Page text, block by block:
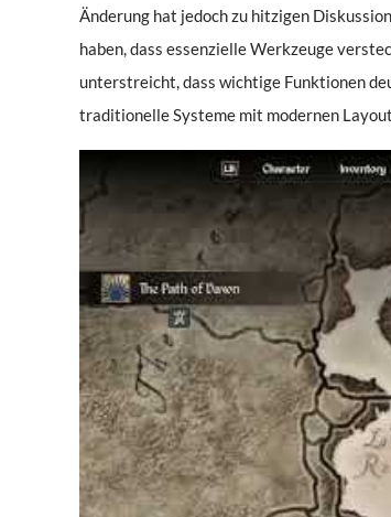
Änderung hat jedoch zu hitzigen
haben, dass essenzielle Werkzeuge
unterstreicht, dass wichtige Funktionen
traditionelle Systeme mit modernen